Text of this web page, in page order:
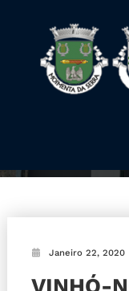
VINHÓ-
Janeiro 22, 2020